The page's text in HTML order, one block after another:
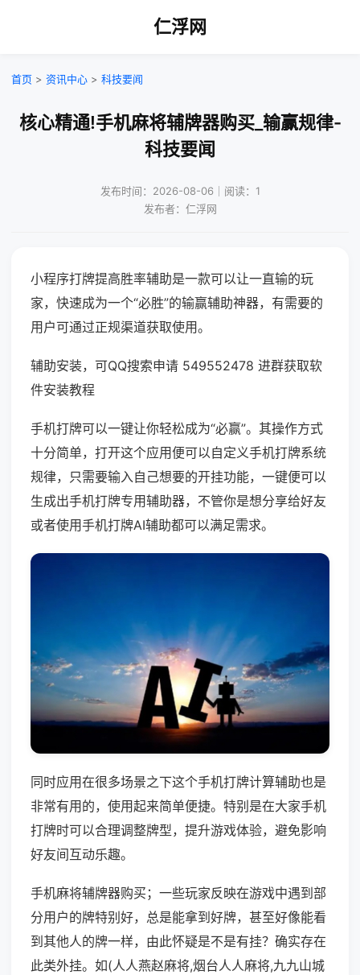
仁浮网
首页 > 资讯中心 > 科技要闻
核心精通!手机麻将辅牌器购买_输赢规律-
科技要闻
发布时间：2026-08-06｜阅读：1
发布者：仁浮网
小程序打牌提高胜率辅助是一款可以让一直输的玩
家，快速成为一个“必胜”的输赢辅助神器，有需要的
用户可通过正规渠道获取使用。
辅助安装，可QQ搜索申请 549552478 进群获取软
件安装教程
手机打牌可以一键让你轻松成为“必赢”。其操作方式
十分简单，打开这个应用便可以自定义手机打牌系统
规律，只需要输入自己想要的开挂功能，一键便可以
生成出手机打牌专用辅助器，不管你是想分享给好友
或者使用手机打牌AI辅助都可以满足需求。
同时应用在很多场景之下这个手机打牌计算辅助也是
非常有用的，使用起来简单便捷。特别是在大家手机
打牌时可以合理调整牌型，提升游戏体验，避免影响
好友间互动乐趣。
手机麻将辅牌器购买；一些玩家反映在游戏中遇到部
分用户的牌特别好，总是能拿到好牌，甚至好像能看
到其他人的牌一样，由此怀疑是不是有挂？确实存在
此类外挂。如(人人燕赵麻将,烟台人人麻将,九九山城